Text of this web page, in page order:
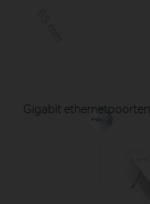
Gigabit ethernetpoorten